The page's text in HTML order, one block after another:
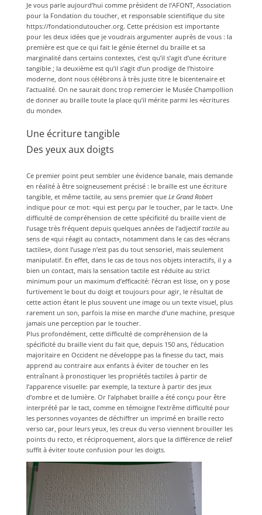
Je vous parle aujourd’hui comme président de l’AFONT, Association
pour la Fondation du toucher, et responsable scientifique du site
https://fondationdutoucher.org. Cette précision est importante
pour les deux idées que je voudrais argumenter auprès de vous : la
première est que ce qui fait le génie éternel du braille et sa
marginalité dans certains contextes, c’est qu’il s’agit d’une écriture
tangible ; la deuxième est qu’il s’agit d’un prodige de l’histoire
moderne, dont nous célébrons à très juste titre le bicentenaire et
l’actualité. On ne saurait donc trop remercier le Musée Champollion
de donner au braille toute la place qu’il mérite parmi les «écritures
du monde».
Une écriture tangible
Des yeux aux doigts
Ce premier point peut sembler une évidence banale, mais demande
en réalité à être soigneusement précisé : le braille est une écriture
tangible, et même tactile, au sens premier que Le Grand Robert
indique pour ce mot: «qui est perçu par le toucher, par le tact». Une
difficulté de compréhension de cette spécificité du braille vient de
l’usage très fréquent depuis quelques années de l’adjectif tactileau
sens de «qui réagit au contact», notamment dans le cas des «écrans
tactiles», dont l’usage n’est pas du tout sensoriel, mais seulement
manipulatif. En effet, dans le cas de tous nos objets interactifs, il y a
bien un contact, mais la sensation tactile est réduite au strict
minimum pour un maximum d’efficacité: l’écran est lisse, on y pose
furtivement le bout du doigt et toujours pour agir, le résultat de
cette action étant le plus souvent une image ou un texte visuel, plus
rarement un son, parfois la mise en marche d’une machine, presque
jamais une perception par le toucher.
Plus profondément, cette difficulté de compréhension de la
spécificité du braille vient du fait que, depuis 150 ans, l’éducation
majoritaire en Occident ne développe pas la finesse du tact, mais
apprend au contraire aux enfants à éviter de toucher en les
entraînant à pronostiquer les propriétés tactiles à partir de
l’apparence visuelle: par exemple, la texture à partir des jeux
d’ombre et de lumière. Or l’alphabet braille a été conçu pour être
interprété par le tact, comme en témoigne l’extrême difficulté pour
les personnes voyantes de déchiffrer un imprimé en braille recto
verso car, pour leurs yeux, les creux du verso viennent brouiller les
points du recto, et réciproquement, alors que la différence de relief
suffit à éviter toute confusion pour les doigts.